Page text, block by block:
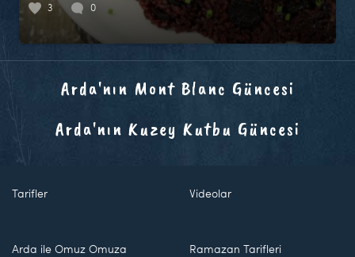
3 0
Arda'nın Mont Blanc Güncesi
Arda'nın Kuzey Kutbu Güncesi
Tarifler Videolar
Arda ile Omuz Omuza Ramazan Tarifleri